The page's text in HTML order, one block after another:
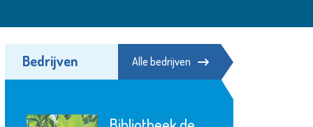
Bedrijven Alle bedrijven